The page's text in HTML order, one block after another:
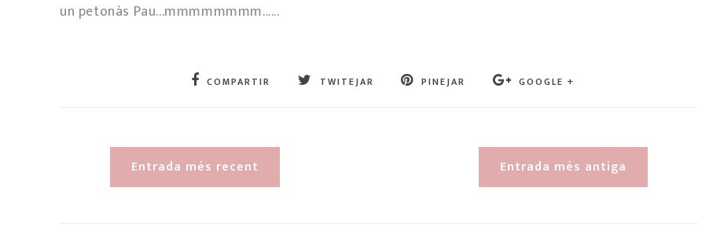
un petonàs Pau...mmmmmmmm......
COMPARTIR TWITEJAR PINEJAR GOOGLE +
Entrada més recent Entrada més antiga